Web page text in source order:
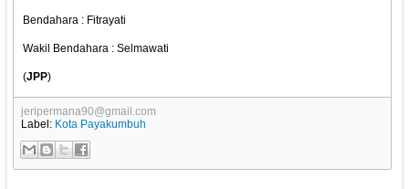
Bendahara : Fitrayati
Wakil Bendahara : Selmawati
(JPP)
jeripermana90@gmail.com
Label: Kota Payakumbuh